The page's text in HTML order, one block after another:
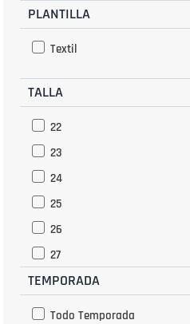
PLANTILLA
Textil
TALLA
22
23
24
25
26
27
28
TEMPORADA
Todo Temporada